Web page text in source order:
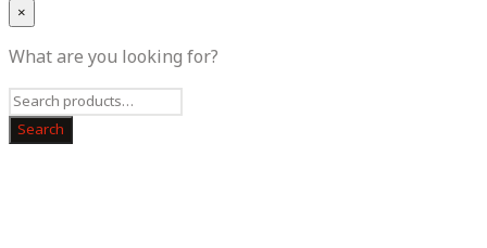
×
What are you looking for?